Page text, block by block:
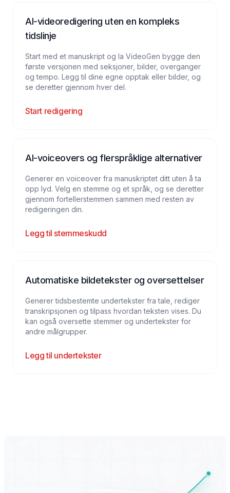
AI-videoredigering uten en kompleks
tidslinje
Start med et manuskript og la VideoGen bygge den
første versjonen med seksjoner, bilder, overganger
og tempo. Legg til dine egne opptak eller bilder, og
se deretter gjennom hver del.
Start redigering
AI-voiceovers og flerspråklige alternativer
Generer en voiceover fra manuskriptet ditt uten å ta
opp lyd. Velg en stemme og et språk, og se deretter
gjennom fortellerstemmen sammen med resten av
redigeringen din.
Legg til stemmeskudd
Automatiske bildetekster og oversettelser
Generer tidsbestemte undertekster fra tale, rediger
transkripsjonen og tilpass hvordan teksten vises. Du
kan også oversette stemmer og undertekster for
andre målgrupper.
Legg til undertekster